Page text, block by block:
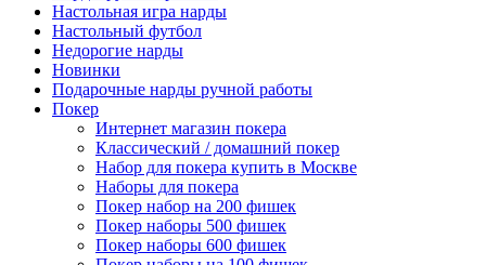
Настольная игра нарды
Настольный футбол
Недорогие нарды
Новинки
Подарочные нарды ручной работы
Покер
Интернет магазин покера
Классический / домашний покер
Набор для покера купить в Москве
Наборы для покера
Покер набор на 200 фишек
Покер наборы 500 фишек
Покер наборы 600 фишек